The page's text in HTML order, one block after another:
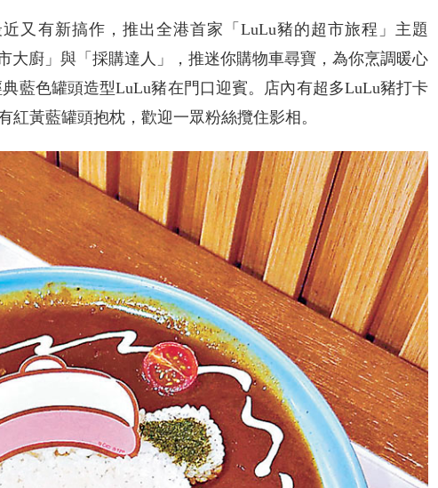
又有新搞作，推出全港首家「LuLu豬的超市旅程」主題
大廚」與「採購達人」，推迷你購物車尋寶，為你烹調暖心
藍色罐頭造型LuLu豬在門口迎賓。店內有超多LuLu豬打卡
黃藍罐頭抱枕，歡迎一眾粉絲攬住影相。